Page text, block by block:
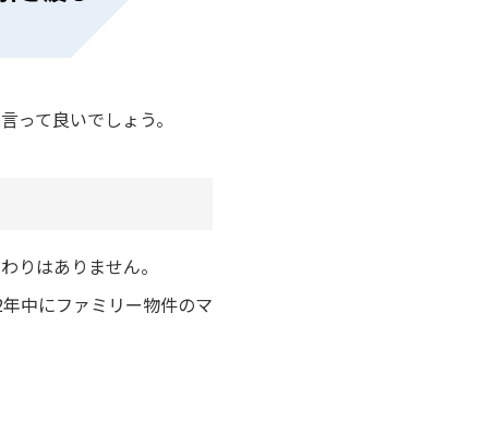
て良いでしょう。
りはありません。
中にファミリー物件のマ